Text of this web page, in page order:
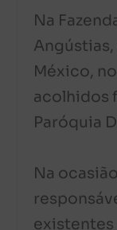
Na
México,
acolhidos
Paróquia
Na
existentes